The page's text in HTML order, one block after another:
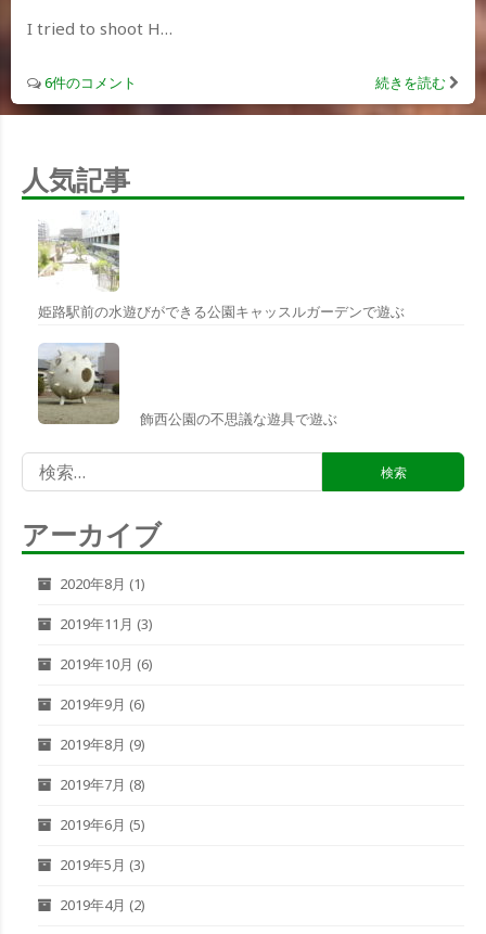
I tried to shoot H…
6件のコメント 続きを読む
人気記事
姫路駅前の水遊びができる公園キャッスルガーデンで遊ぶ
飾西公園の不思議な遊具で遊ぶ
索:
アーカイブ
2020年8月 (1)
2019年11月 (3)
2019年10月 (6)
2019年9月 (6)
2019年8月 (9)
2019年7月 (8)
2019年6月 (5)
2019年5月 (3)
2019年4月 (2)